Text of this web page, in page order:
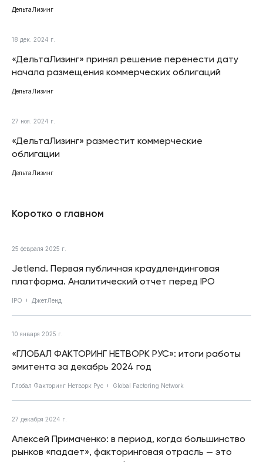
ДельтаЛизинг
18 дек. 2024 г.
«ДельтаЛизинг» принял решение перенести дату
начала размещения коммерческих облигаций
ДельтаЛизинг
27 ноя. 2024 г.
«ДельтаЛизинг» разместит коммерческие
облигации
ДельтаЛизинг
Коротко о главном
25 февраля 2025 г.
Jetlend. Первая публичная краудлендинговая
платформа. Аналитический отчет перед IPO
IPO ДжетЛенд
10 января 2025 г.
«ГЛОБАЛ ФАКТОРИНГ НЕТВОРК РУС»: итоги работы
эмитента за декабрь 2024 год
Глобал Факторинг Нетворк Рус Global Factoring Network
27 декабря 2024 г.
Алексей Примаченко: в период, когда большинство
рынков «падает», факторинговая отрасль — это